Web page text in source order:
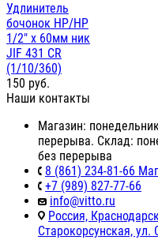
Удлинитель
бочонок НР/НР
1/2" х 60мм ник
JIF 431 CR
(1/10/360)
150 руб.
Наши контакты
Магазин:
перерыва. Склад:
без перерыва
8 (861) 234-81-66
+7 (989) 827-77-66
info@vitto.ru
Россия,
Старокорсунская,